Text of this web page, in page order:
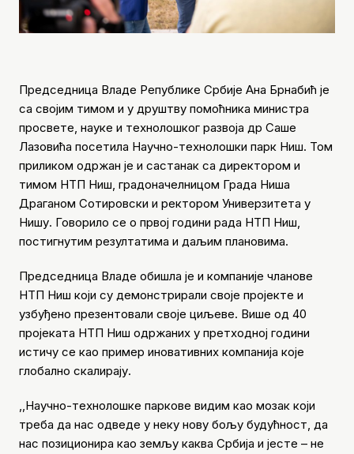
Председница Владе Републике Србије Ана Брнабић је
са својим тимом и у друштву помоћника министра
просвете, науке и технолошког развоја др Саше
Лазовића посетила Научно-технолошки парк Ниш. Том
приликом одржан је и састанак са директором и
тимом НТП Ниш, градоначелницом Града Ниша
Драганом Сотировски и ректором Универзитета у
Нишу. Говорило се о првој години рада НТП Ниш,
постигнутим резултатима и даљим плановима.
Председница Владе обишла је и компаније чланове
НТП Ниш који су демонстрирали своје пројекте и
узбуђено презентовали своје циљеве. Више од 40
пројеката НТП Ниш одржаних у претходној години
истичу се као пример иновативних компанија које
глобално скалирају.
,,Научно-технолошке паркове видим као мозак који
треба да нас одведе у неку нову бољу будућност, да
нас позиционира као земљу каква Србија и јесте – не